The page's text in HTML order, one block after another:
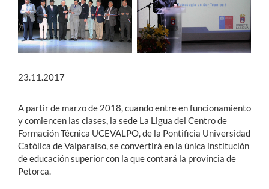
English
23.11.2017
A partir de marzo de 2018, cuando entre en funcionamiento
y comiencen las clases, la sede La Ligua del Centro de
Formación Técnica UCEVALPO, de la Pontificia Universidad
Católica de Valparaíso, se convertirá en la única institución
de educación superior con la que contará la provincia de
Petorca.